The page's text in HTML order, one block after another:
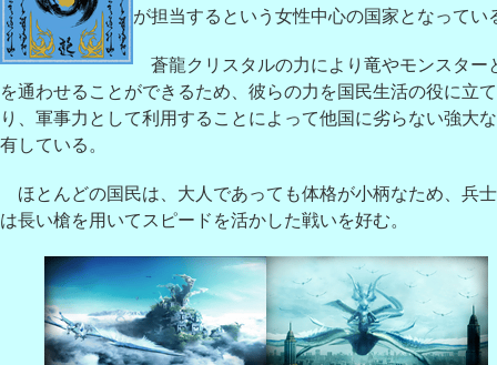
が担当するという女性中心の国家となってい
蒼龍クリスタルの力により竜やモンスター
を通わせることができるため、彼らの力を国民生活の役に立
り、軍事力として利用することによって他国に劣らない強大
有している。
ほとんどの国民は、大人であっても体格が小柄なため、兵
は長い槍を用いてスピードを活かした戦いを好む。